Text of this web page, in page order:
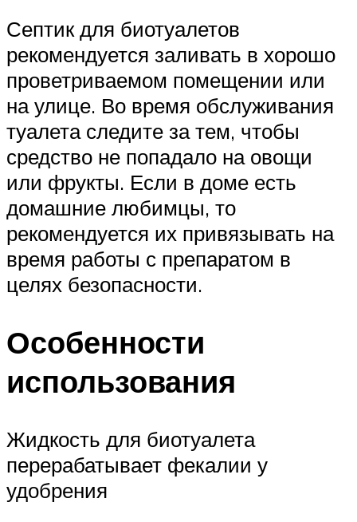
Септик для биотуалетов
рекомендуется заливать в хорошо
проветриваемом помещении или
на улице. Во время обслуживания
туалета следите за тем, чтобы
средство не попадало на овощи
или фрукты. Если в доме есть
домашние любимцы, то
рекомендуется их привязывать на
время работы с препаратом в
целях безопасности.
Особенности
использования
Жидкость для биотуалета
перерабатывает фекалии у
удобрения